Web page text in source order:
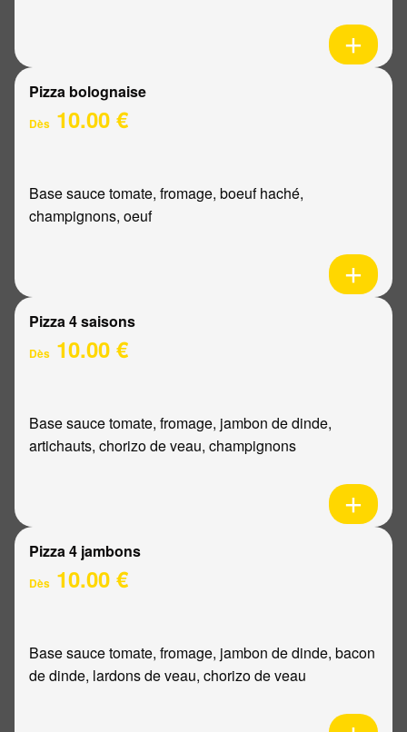
Pizza bolognaise
Dès 10.00 €
Base sauce tomate, fromage, boeuf haché,
champignons, oeuf
Pizza 4 saisons
Dès 10.00 €
Base sauce tomate, fromage, jambon de dinde,
artichauts, chorizo de veau, champignons
Pizza 4 jambons
Dès 10.00 €
Base sauce tomate, fromage, jambon de dinde, bacon
de dinde, lardons de veau, chorizo de veau